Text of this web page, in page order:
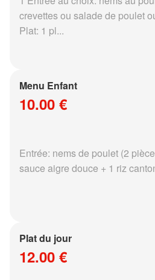
crevettes ou salade de poulet
Plat: 1 pl...
Menu Enfant
10.00 €
Entrée: nems de poulet (2
sauce aigre douce + 1 riz
Plat du jour
12.00 €